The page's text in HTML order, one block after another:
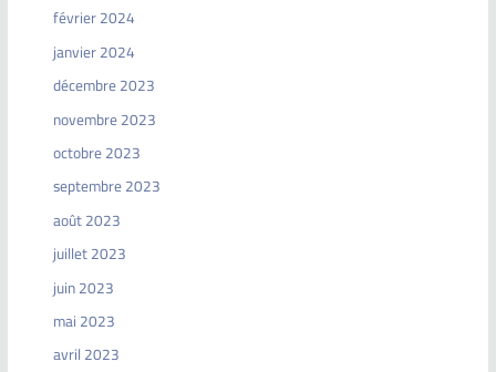
février 2024
janvier 2024
décembre 2023
novembre 2023
octobre 2023
septembre 2023
août 2023
juillet 2023
juin 2023
mai 2023
avril 2023